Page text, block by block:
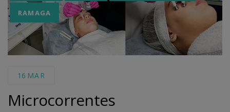
RAMAGA
16 MAR
Microcorrentes